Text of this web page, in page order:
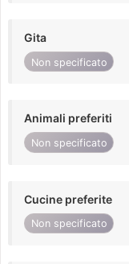
Gita
Non specificato
Animali preferiti
Non specificato
Cucine preferite
Non specificato